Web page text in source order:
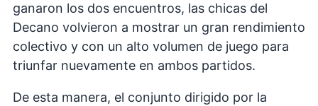
ganaron los dos encuentros, las chicas del
Decano volvieron a mostrar un gran rendimiento
colectivo y con un alto volumen de juego para
triunfar nuevamente en ambos partidos.
De esta manera, el conjunto dirigido por la